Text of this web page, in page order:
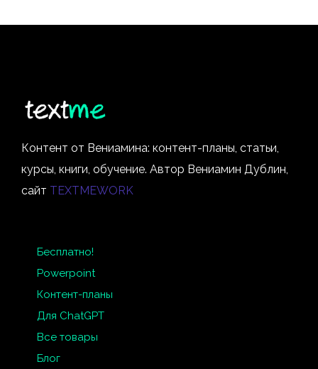
Контент от Вениамина: контент-планы, статьи,
курсы, книги, обучение. Автор Вениамин Дублин,
сайт TEXTMEWORK
Бесплатно!
Powerpoint
Контент-планы
Для ChatGPT
Все товары
Блог